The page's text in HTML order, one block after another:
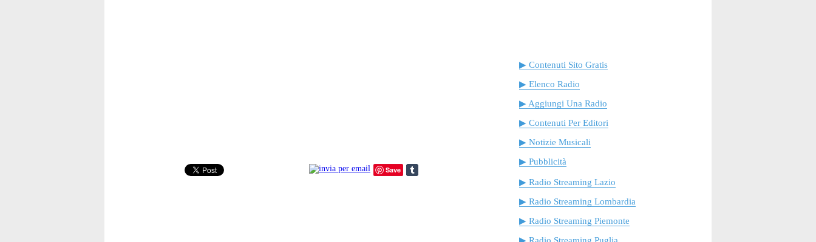
Save
▶ Contenuti Sito Gratis
▶ Elenco Radio
▶ Aggiungi Una Radio
▶ Contenuti Per Editori
▶ Notizie Musicali
▶ Pubblicità
▶ Radio Streaming Lazio
▶ Radio Streaming Lombardia
▶ Radio Streaming Piemonte